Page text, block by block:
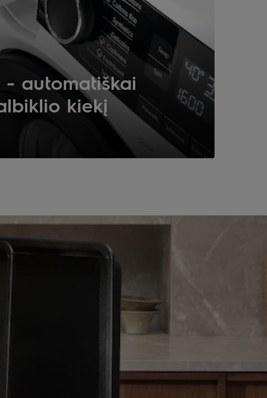
- automatiškai
kiekį